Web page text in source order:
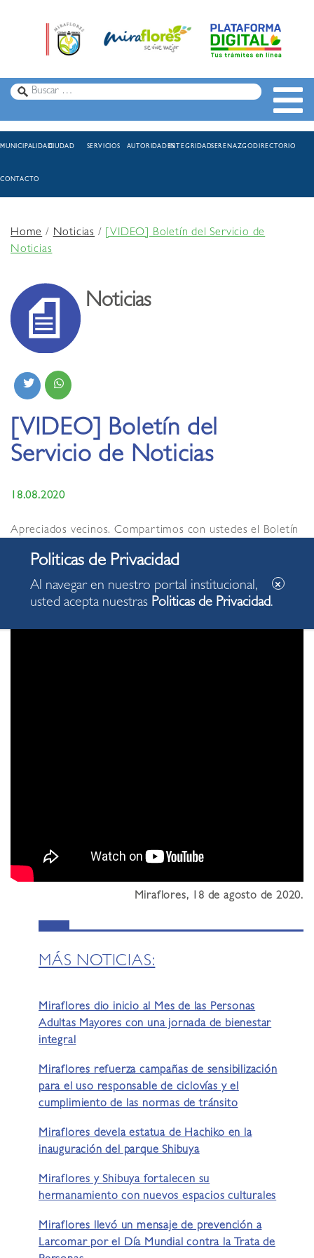
MUNICIPALIDADCIUDAD SERVICIOS AUTORIDADESINTEGRIDADSERENAZGODIRECTORIO
CONTACTO
Home/Noticias /
[VIDEO] Boletín del Servicio de
Noticias
Noticias
[VIDEO] Boletín del
Servicio de Noticias
18.08.2020
Apreciados vecinos. Compartimos con ustedes el Boletín
de hoy martes, 18 de agosto de 2020, con algunas de las
acciones desarrolladas en nuestro distrito.
Miraflores, 18 de agosto de 2020.
MÁS NOTICIAS:
Miraflores dio inicio al Mes de las Personas
Adultas Mayores con una jornada de bienestar
integral
Miraflores refuerza campañas de sensibilización
para el uso responsable de ciclovías y el
cumplimiento de las normas de tránsito
Miraflores devela estatua de Hachiko en la
inauguración del parque Shibuya
Miraflores y Shibuya fortalecen su
hermanamiento con nuevos espacios culturales
Miraflores llevó un mensaje de prevención a
Larcomar por el Día Mundial contra la Trata de
Al navegar en nuestro portal institucional,
usted acepta nuestras Politicas de Privacidad.